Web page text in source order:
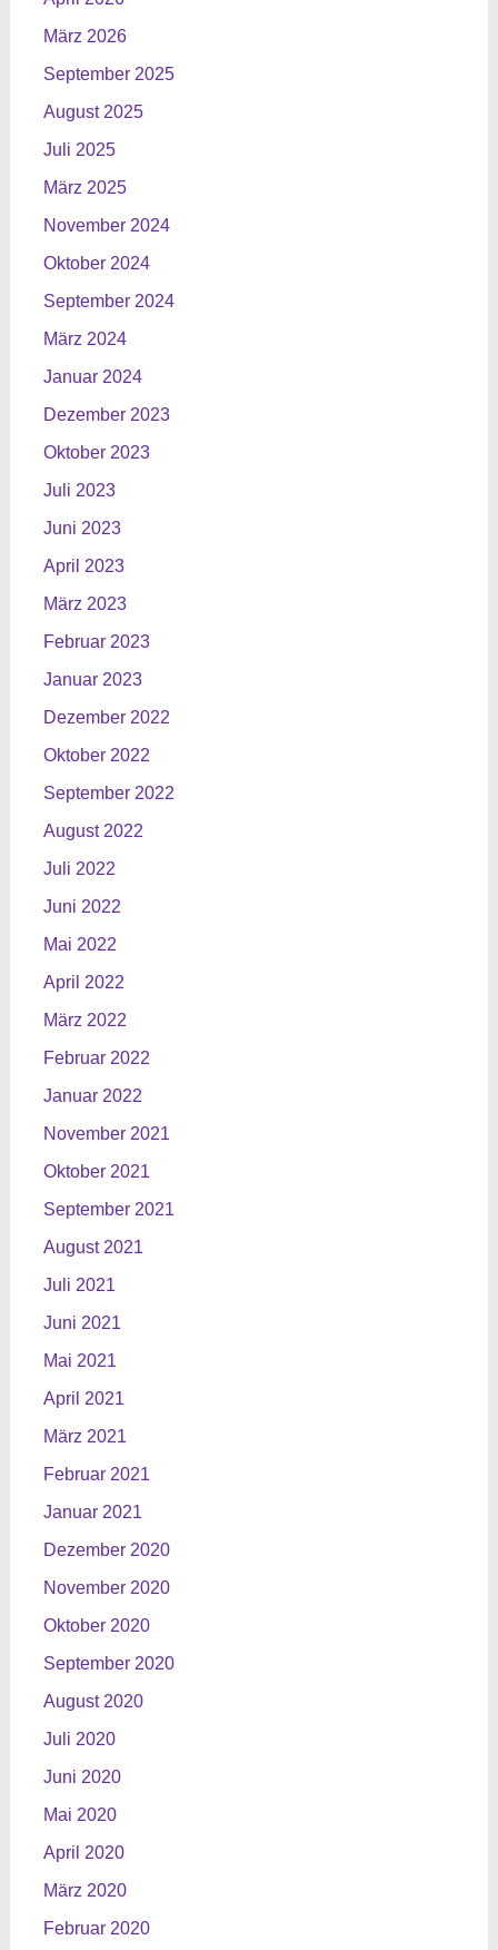
März 2026
September 2025
August 2025
Juli 2025
März 2025
November 2024
Oktober 2024
September 2024
März 2024
Januar 2024
Dezember 2023
Oktober 2023
Juli 2023
Juni 2023
April 2023
März 2023
Februar 2023
Januar 2023
Dezember 2022
Oktober 2022
September 2022
August 2022
Juli 2022
Juni 2022
Mai 2022
April 2022
März 2022
Februar 2022
Januar 2022
November 2021
Oktober 2021
September 2021
August 2021
Juli 2021
Juni 2021
Mai 2021
April 2021
März 2021
Februar 2021
Januar 2021
Dezember 2020
November 2020
Oktober 2020
September 2020
August 2020
Juli 2020
Juni 2020
Mai 2020
April 2020
März 2020
Februar 2020